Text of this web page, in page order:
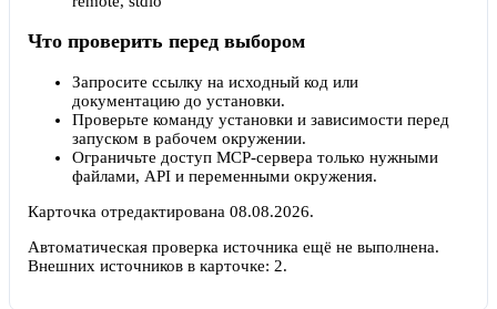
Что проверить перед выбором
Запросите ссылку на исходный код или
документацию до установки.
Проверьте команду установки и зависимости перед
запуском в рабочем окружении.
Ограничьте доступ MCP-сервера только нужными
файлами, API и переменными окружения.
Карточка отредактирована 08.08.2026.
Автоматическая проверка источника ещё не выполнена.
Внешних источников в карточке: 2.